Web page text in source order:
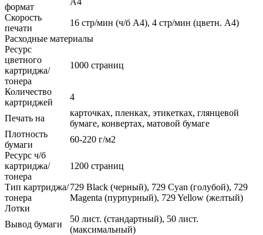
формат
Скорость
печати
16 стр/мин (ч/б А4), 4 стр/мин (цветн. А4)
Расходные материалы
Ресурс
цветного
картриджа/
тонера
1000 страниц
Количество
картриджей
4
Печать на
карточках, пленках, этикетках, глянцевой
бумаге, конвертах, матовой бумаге
Плотность
бумаги
60-220 г/м2
Ресурс ч/б
картриджа/
тонера
1200 страниц
Тип картриджа/
тонера
729 Black (черный), 729 Cyan (голубой), 729
Magenta (пурпурный), 729 Yellow (желтый)
Лотки
Вывод бумаги
50 лист. (стандартный), 50 лист.
(максимальный)